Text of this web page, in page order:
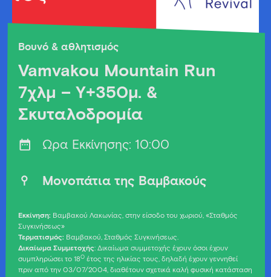
Βουνό & αθλητισμός
Vamvakou Mountain Run
7χλμ – Υ+350μ. &
Σκυταλοδρομία
Ώρα Εκκίνησης: 10:00
Μονοπάτια της Βαμβακούς
Εκκίνηση: Βαμβακού Λακωνίας, στην είσοδο του χωριού, «Σταθμός
Συγκινήσεως»
Τερματισμός: Βαμβακού, Σταθμός Συγκινήσεως.
Δικαίωμα Συμμετοχής: Δικαίωμα συμμετοχής έχουν όσοι έχουν
συμπληρώσει το 18O έτος της ηλικίας τους, δηλαδή έχουν γεννηθεί
πριν από την 03/07/2004, διαθέτουν σχετικά καλή φυσική κατάσταση